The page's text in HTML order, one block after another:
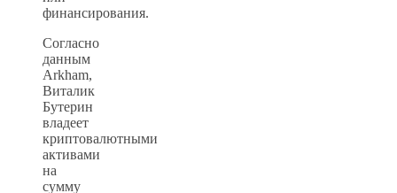
финансирования.
Согласно
данным
Arkham,
Виталик
Бутерин
владеет
криптовалютными
активами
на
сумму